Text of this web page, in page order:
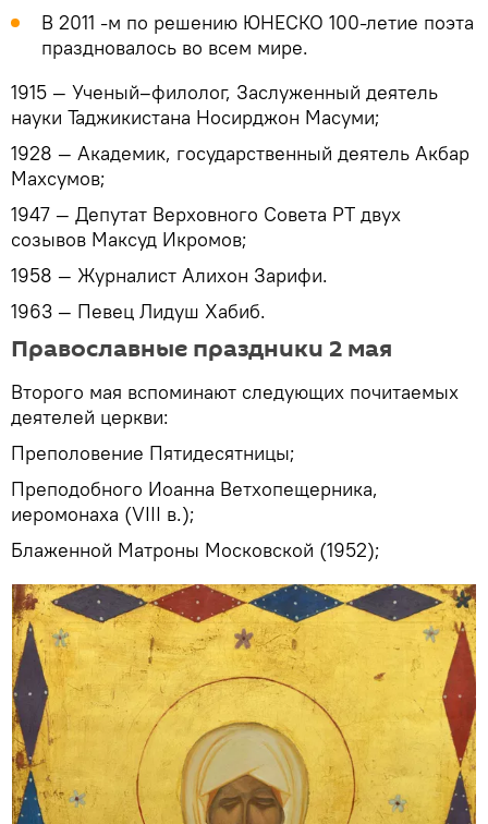
В 2011 -м по решению ЮНЕСКО 100-летие поэта
праздновалось во всем мире.
1915 — Ученый–филолог, Заслуженный деятель
науки Таджикистана Носирджон Масуми;
1928 — Академик, государственный деятель Акбар
Махсумов;
1947 — Депутат Верховного Совета РТ двух
созывов Максуд Икромов;
1958 — Журналист Алихон Зарифи.
1963 — Певец Лидуш Хабиб.
Православные праздники 2 мая
Второго мая вспоминают следующих почитаемых
деятелей церкви:
Преполовение Пятидесятницы;
Преподобного Иоанна Ветхопещерника,
иеромонаха (VIII в.);
Блаженной Матроны Московской (1952);